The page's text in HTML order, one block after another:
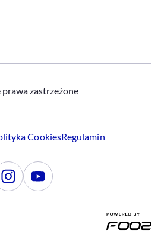
zastrzeżone
CookiesRegulamin
InstagramYoutube